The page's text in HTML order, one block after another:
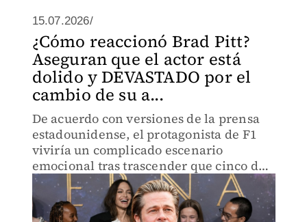
15.07.2026/
¿Cómo reaccionó Brad Pitt?
Aseguran que el actor está
dolido y DEVASTADO por el
cambio de su a...
De acuerdo con versiones de la prensa
estadounidense, el protagonista de F1
viviría un complicado escenario
emocional tras trascender que cinco de
sus seis hijos habrían iniciado trámites o
eliminado públicamente el apellido
paterno.